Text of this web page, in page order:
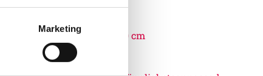
Marketing
Finns som fler varianter